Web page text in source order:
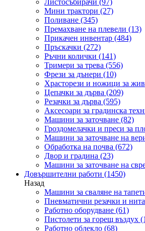
Листосъбирачи (97)
Мини трактори (27)
Поливане (345)
Премахване на плевели (13)
Прикачен инвентар (484)
Пръскачки (272)
Ръчни колички (141)
Тримери за трева (556)
Фрези за дънери (10)
Храсторези и ножици за
Цепачки за дърва (209)
Резачки за дърва (595)
Аксесоари за градинска
Машини за заточване (82)
Гроздомелачки и преси за
Машини за заточване на
Обработка на почва (672)
Двор и градина (23)
Машини за заточване на
Довършителни работи (1450)
Назад
Машини за сваляне на
Пневматични резачки и
Работно оборудване (61)
Пистолети за горещ въздух
Работно облекло (68)